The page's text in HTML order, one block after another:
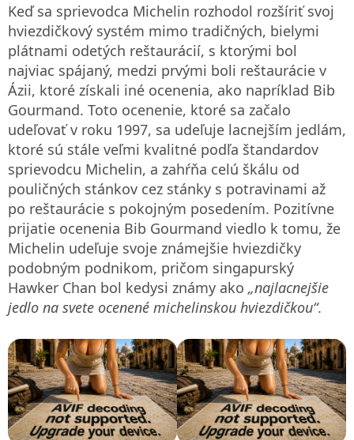
Keď sa sprievodca Michelin rozhodol rozšíriť svoj
hviezdičkový systém mimo tradičných, bielymi
plátnami odetých reštaurácií, s ktorými bol
najviac spájaný, medzi prvými boli reštaurácie v
Ázii, ktoré získali iné ocenenia, ako napríklad Bib
Gourmand. Toto ocenenie, ktoré sa začalo
udeľovať v roku 1997, sa udeľuje lacnejším jedlám,
ktoré sú stále veľmi kvalitné podľa štandardov
sprievodcu Michelin, a zahŕňa celú škálu od
pouličných stánkov cez stánky s potravinami až
po reštaurácie s pokojným posedením. Pozitívne
prijatie ocenenia Bib Gourmand viedlo k tomu, že
Michelin udeľuje svoje známejšie hviezdičky
podobným podnikom, pričom singapurský
Hawker Chan bol kedysi známy ako „najlacnejšie
jedlo na svete ocenené michelinskou hviezdičkou“.